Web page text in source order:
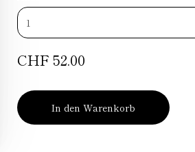
CHF 52.00
In den Warenkorb